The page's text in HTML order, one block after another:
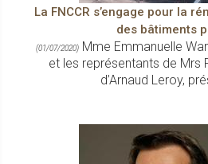
La FNCCR s’engage pour la
des bâtiments
(01/07/2020)Mme Emmanuelle
et les représentants de Mrs
d’Arnaud Leroy,